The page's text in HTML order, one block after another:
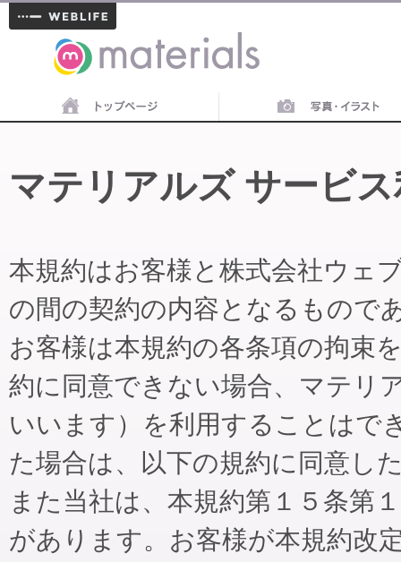
materials
マテリアルズ サービ
本規約はお客様と株式会社ウェ
の間の契約の内容となるもので
お客様は本規約の各条項の拘束
約に同意できない場合、マテリ
いいます）を利用することはで
た場合は、以下の規約に同意し
また当社は、本規約第１５条第
があります。お客様が本規約改